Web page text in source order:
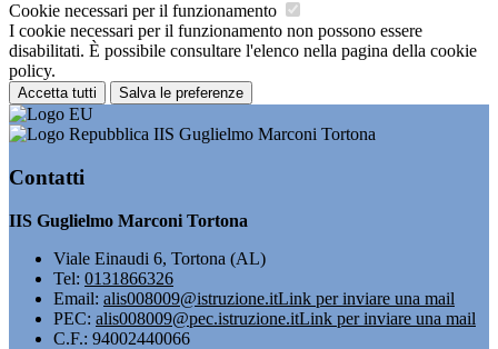
Cookie necessari per il funzionamento
I cookie necessari per il funzionamento non possono essere
disabilitati. È possibile consultare l'elenco nella pagina della cookie
policy.
Accetta tutti Salva le preferenze
IIS Guglielmo Marconi Tortona
Contatti
IIS Guglielmo Marconi Tortona
Viale Einaudi 6, Tortona (AL)
Tel: 0131866326
Email: alis008009@istruzione.itLink per inviare una mail
PEC: alis008009@pec.istruzione.itLink per inviare una mail
C.F.: 94002440066